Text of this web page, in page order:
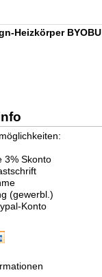
Heizkörper BYOBU
3% Skonto
(gewerbl.)
Konto